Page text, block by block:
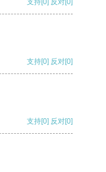
支持[0] 反对[0]
支持[0] 反对[0]
支持[0] 反对[0]